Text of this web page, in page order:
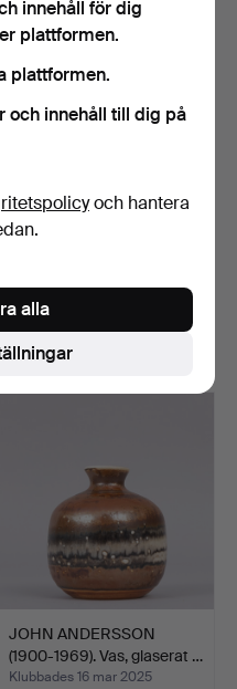
(1900-1969). Vas, glaserat …
Klubbades 16 mar 2025
2 bud
37 USD
JOHN ANDERSSON
(1900-1969). Vas, glaserat …
Klubbades 16 mar 2025
innehåll för dig
plattformen.
plattformen.
och innehåll till dig på
och hantera
alla